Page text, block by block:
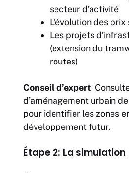
secteur d’activité
L’évolution des prix
Les projets
(extension du
routes)
Conseil d’expert:
d’aménagement urbain
pour identifier les zones
développement futur.
Étape 2: La